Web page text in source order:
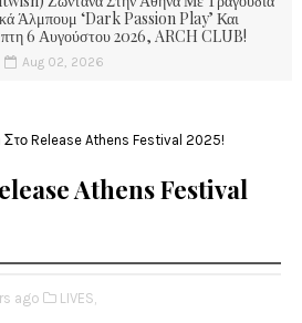
Άλμπουμ ‘Dark Passion Play’ Και
6 Αυγούστου 2026, ARCH CLUB!
Aug 02, 2026
Στο Release Athens Festival 2025!
Athens Festival
ago LIVES,